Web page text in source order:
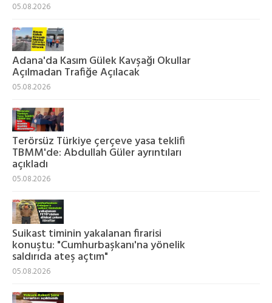
05.08.2026
Adana'da Kasım Gülek Kavşağı Okullar
Açılmadan Trafiğe Açılacak
05.08.2026
Terörsüz Türkiye çerçeve yasa teklifi
TBMM'de: Abdullah Güler ayrıntıları
açıkladı
05.08.2026
Suikast timinin yakalanan firarisi
konuştu: "Cumhurbaşkanı'na yönelik
saldırıda ateş açtım"
05.08.2026